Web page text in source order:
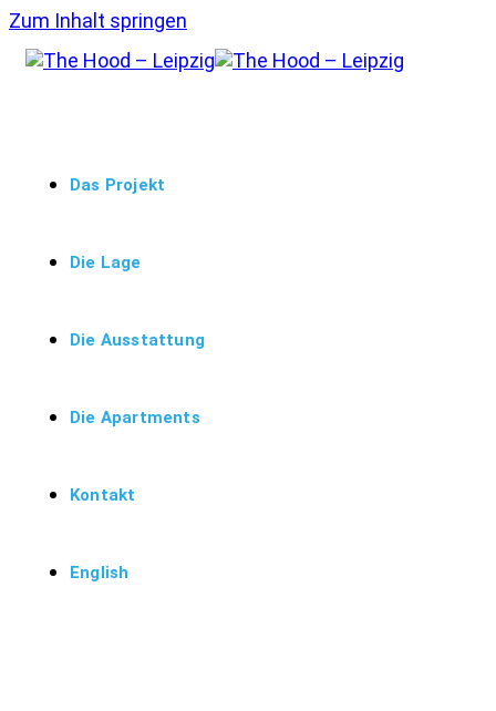
Zum Inhalt springen
Das Projekt
Die Lage
Die Ausstattung
Die Apartments
Kontakt
English